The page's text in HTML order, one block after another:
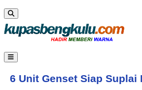
6 Unit Genset Siap Suplai